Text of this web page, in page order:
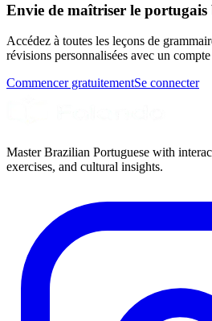
Envie de maîtriser le portugais
Accédez à toutes les leçons de
révisions personnalisées avec un
Commencer gratuitementSe connecter
Master Brazilian Portuguese with
exercises, and cultural insights.